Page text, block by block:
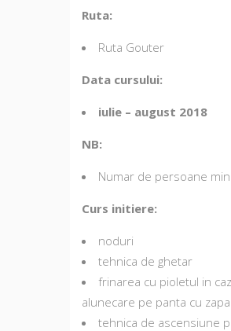
Ruta:
Ruta Gouter
Data cursului:
iulie – august 2018
NB:
Numar de persoane
Curs initiere:
noduri
tehnica de ghetar
frinarea cu pioletul in
alunecare pe panta cu
tehnica de ascensiune